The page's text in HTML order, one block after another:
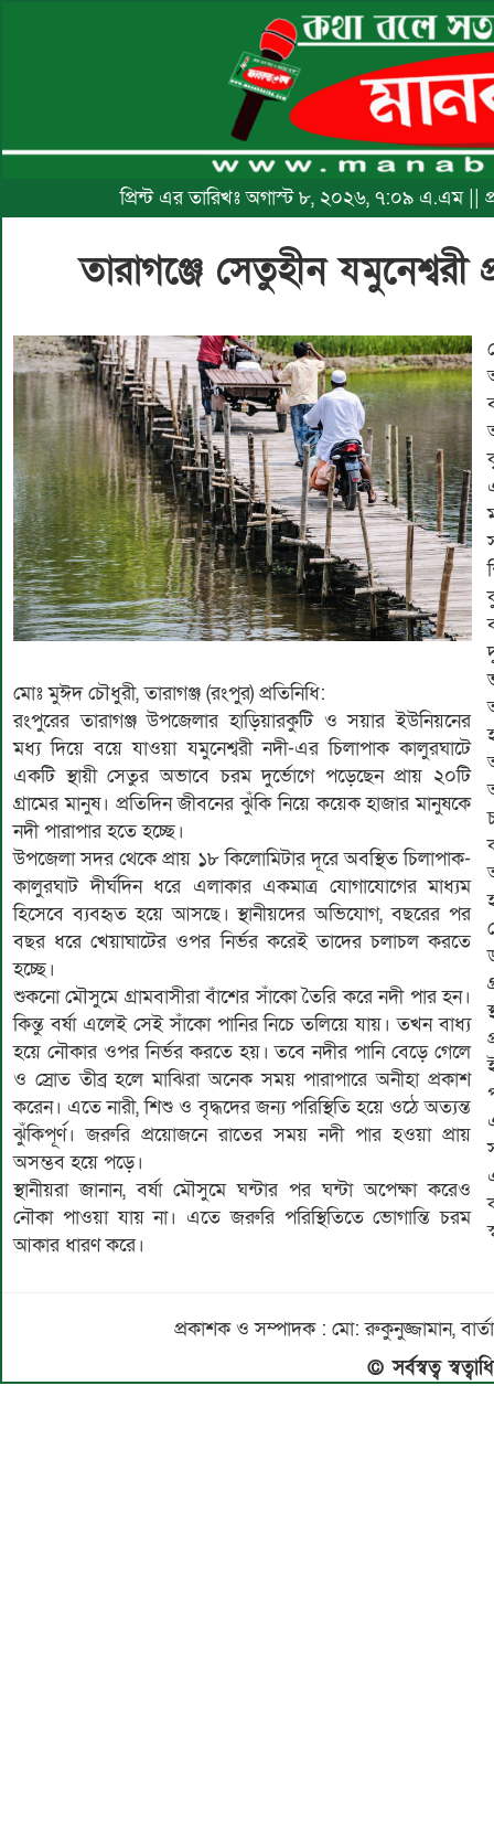
প্রিন্ট এর তারিখঃ অগাস্ট ৮, ২০২৬, ৭:০৯ এ.এম ||
তারাগঞ্জে সেতুহীন
মোঃ মুঈদ চৌধুরী, তারাগঞ্জ (রংপুর) প্রতিনিধি:
রংপুরের তারাগঞ্জ উপজেলার হাড়িয়ারকুটি ও সয়ার ইউনিয়নের
মধ্য দিয়ে বয়ে যাওয়া যমুনেশ্বরী নদী-এর চিলাপাক কালুরঘাটে
একটি স্থায়ী সেতুর অভাবে চরম দুর্ভোগে পড়েছেন প্রায় ২০টি
গ্রামের মানুষ। প্রতিদিন জীবনের ঝুঁকি নিয়ে কয়েক হাজার মানুষকে
নদী পারাপার হতে হচ্ছে।
উপজেলা সদর থেকে প্রায় ১৮ কিলোমিটার দূরে অবস্থিত চিলাপাক-
কালুরঘাট দীর্ঘদিন ধরে এলাকার একমাত্র যোগাযোগের মাধ্যম
হিসেবে ব্যবহৃত হয়ে আসছে। স্থানীয়দের অভিযোগ, বছরের পর
বছর ধরে খেয়াঘাটের ওপর নির্ভর করেই তাদের চলাচল করতে
হচ্ছে।
শুকনো মৌসুমে গ্রামবাসীরা বাঁশের সাঁকো তৈরি করে নদী পার হন।
কিন্তু বর্ষা এলেই সেই সাঁকো পানির নিচে তলিয়ে যায়। তখন বাধ্য
হয়ে নৌকার ওপর নির্ভর করতে হয়। তবে নদীর পানি বেড়ে গেলে
ও স্রোত তীব্র হলে মাঝিরা অনেক সময় পারাপারে অনীহা প্রকাশ
করেন। এতে নারী, শিশু ও বৃদ্ধদের জন্য পরিস্থিতি হয়ে ওঠে অত্যন্ত
ঝুঁকিপূর্ণ। জরুরি প্রয়োজনে রাতের সময় নদী পার হওয়া প্রায়
অসম্ভব হয়ে পড়ে।
স্থানীয়রা জানান, বর্ষা মৌসুমে ঘন্টার পর ঘন্টা অপেক্ষা করেও
নৌকা পাওয়া যায় না। এতে জরুরি পরিস্থিতিতে ভোগান্তি চরম
আকার ধারণ করে।
প্রকাশক ও সম্পাদক : মো: রুকুনুজ্জামান,
© সর্বস্বত্ব